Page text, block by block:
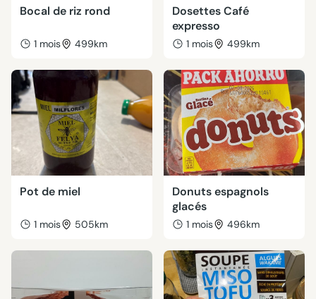
Bocal de riz rond
1 mois 499km
Dosettes Café
expresso
1 mois 499km
Pot de miel
1 mois 505km
Donuts espagnols
glacés
1 mois 496km